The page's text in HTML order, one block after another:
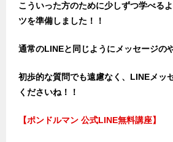
こういった方のために少しずつ学べる
ツを準備しました！！
通常のLINEと同じようにメッセージの
初歩的な質問でも遠慮なく、LINEメッ
くださいね！！
【ポンドルマン 公式LINE無料講座】